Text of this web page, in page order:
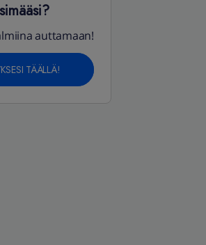
auttamaan!
TÄÄLLÄ!